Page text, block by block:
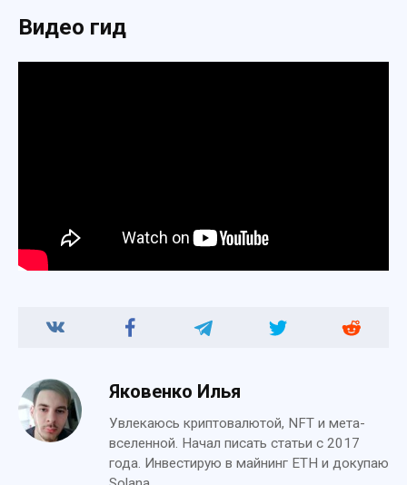
Видео гид
Яковенко Илья
Увлекаюсь криптовалютой, NFT и мета-
вселенной. Начал писать статьи с 2017
года. Инвестирую в майнинг ETH и докупаю